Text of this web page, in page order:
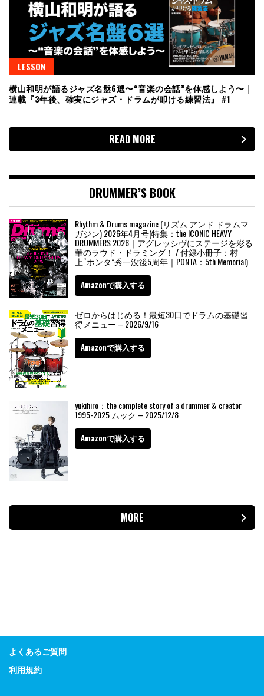
LESSON
横山和明が語るジャズ名盤6選〜“音楽の会話”を体感しよう〜｜
連載『3年後、確実にジャズ・ドラムが叩ける練習法』 #1
READ MORE
DRUMMER’S BOOK
Rhythm & Drums magazine (リズム アンド ドラムマ
ガジン) 2026年4月号(特集：the ICONIC HEAVY
DRUMMERS 2026｜アグレッシヴにステージを彩る
華のラウド・ドラミング！ / 付録小冊子：村
上“ポンタ”秀一没後5周年｜PONTA：5th Memorial)
Amazonで購入する
ゼロからはじめる！最短30日でドラムの基礎習
得メニュー – 2026/9/16
Amazonで購入する
yukihiro：the complete story of a drummer & creator
1995-2025 ムック – 2025/12/8
Amazonで購入する
MORE
よくあるご質問
利用規約
プライバシーポリシー